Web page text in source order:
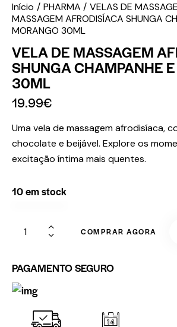
Início PHARMA VELAS DE
MASSAGEM AFRODISÍACA SHUNGA
MORANGO 30ML
VELA DE MASSAGEM
SHUNGA CHAMPANHE
30ML
19.99€
Uma vela de massagem afrodisíaca,
chocolate e beijável. Explore os
excitação íntima mais quentes.
10 em stock
COMPRAR AGORA
PAGAMENTO SEGURO